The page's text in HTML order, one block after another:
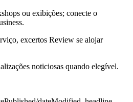
ou exibições; conecte o
excertos Review se alojar
noticiosas quando elegível.